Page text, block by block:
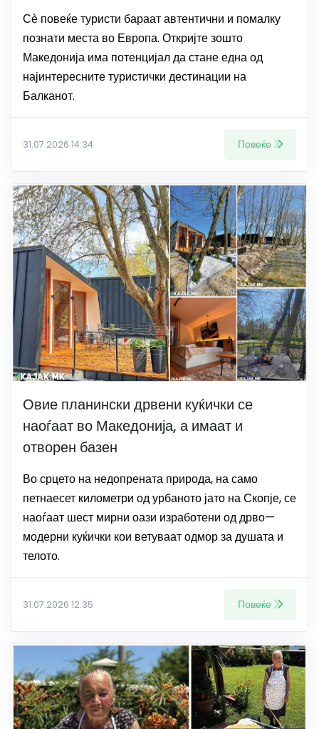
Сѐ повеќе туристи бараат автентични и помалку
познати места во Европа. Откријте зошто
Македонија има потенцијал да стане една од
најинтересните туристички дестинации на
Балканот.
31.07.2026 14:34 Повеќе
Овие планински дрвени куќички се
наоѓаат во Македонија, а имаат и
отворен базен
Во срцето на недопрената природа, на само
петнаесет километри од урбаното јато на Скопје, се
наоѓаат шест мирни оази изработени од дрво—
модерни куќички кои ветуваат одмор за душата и
телото.
31.07.2026 12:35 Повеќе